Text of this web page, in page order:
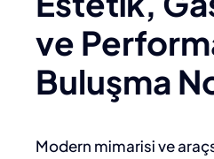
ve
Buluşma
Modern mimarisi ve